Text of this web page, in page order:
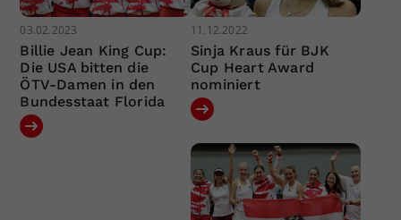
03.02.2023
Billie Jean King Cup:
Die USA bitten die
ÖTV-Damen in den
Bundesstaat Florida
11.12.2022
Sinja Kraus für BJK
Cup Heart Award
nominiert